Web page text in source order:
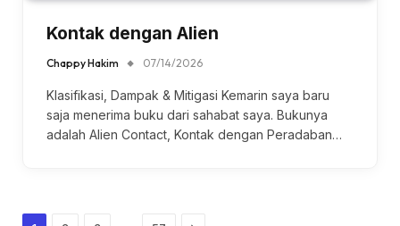
Kontak dengan Alien
Chappy Hakim 07/14/2026
Klasifikasi, Dampak & Mitigasi Kemarin saya baru
saja menerima buku dari sahabat saya. Bukunya
adalah Alien Contact, Kontak dengan Peradaban…